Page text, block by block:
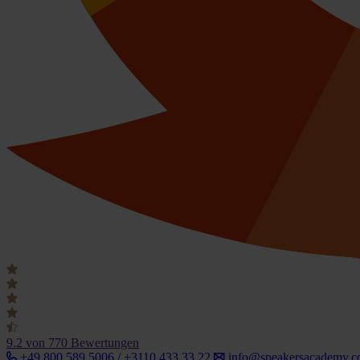
9.2 von 770 Bewertungen
+49 800 589 5006 / +3110 433 33 22